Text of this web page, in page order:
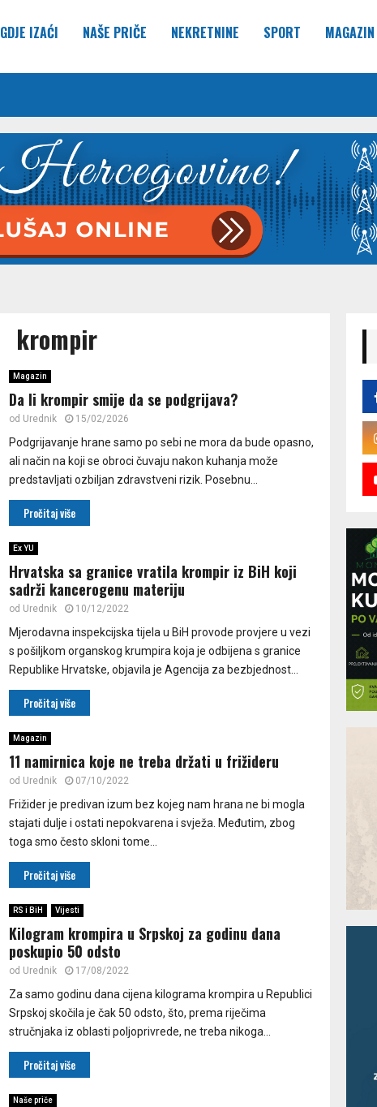
GDJE IZAĆI NAŠE PRIČE NEKRETNINE SPORT MAGAZIN
krompir
Magazin
Da li krompir smije da se podgrijava?
od Urednik 15/02/2026
Podgrijavanje hrane samo po sebi ne mora da bude opasno,
ali način na koji se obroci čuvaju nakon kuhanja može
predstavljati ozbiljan zdravstveni rizik. Posebnu...
Pročitaj više
Ex YU
Hrvatska sa granice vratila krompir iz BiH koji
sadrži kancerogenu materiju
od Urednik 10/12/2022
Mjerodavna inspekcijska tijela u BiH provode provjere u vezi
s pošiljkom organskog krumpira koja je odbijena s granice
Republike Hrvatske, objavila je Agencija za bezbjednost...
Pročitaj više
Magazin
11 namirnica koje ne treba držati u frižideru
od Urednik 07/10/2022
Frižider je predivan izum bez kojeg nam hrana ne bi mogla
stajati dulje i ostati nepokvarena i svježa. Međutim, zbog
toga smo često skloni tome...
Pročitaj više
RS i BiH Vijesti
Kilogram krompira u Srpskoj za godinu dana
poskupio 50 odsto
od Urednik 17/08/2022
Za samo godinu dana cijena kilograma krompira u Republici
Srpskoj skočila je čak 50 odsto, što, prema riječima
stručnjaka iz oblasti poljoprivrede, ne treba nikoga...
Pročitaj više
Naše priče